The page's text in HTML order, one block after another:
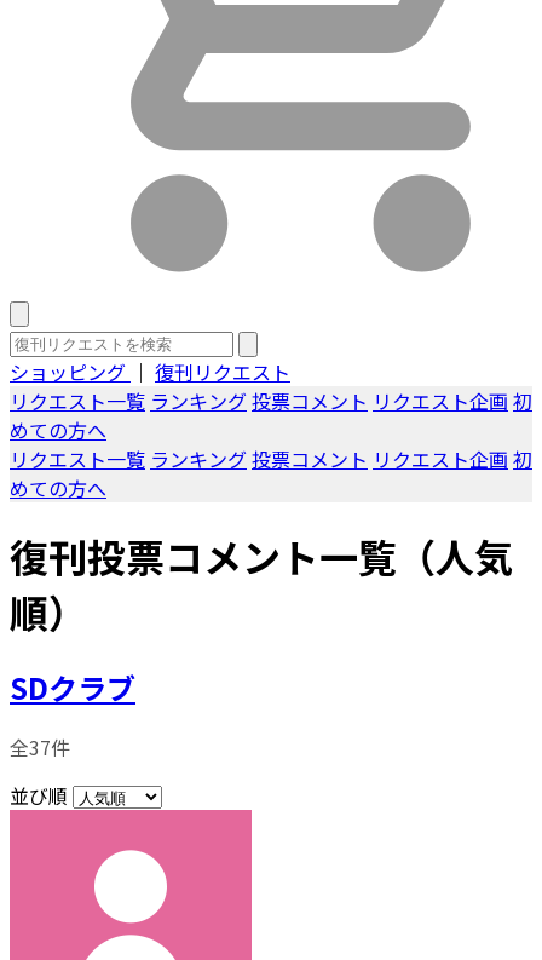
ショッピング ｜ 復刊リクエスト
リクエスト一覧 ランキング投票コメント リクエスト企画 初
めての方へ
リクエスト一覧 ランキング投票コメント リクエスト企画 初
めての方へ
復刊投票コメント一覧（人気
順）
SDクラブ
全37件
並び順